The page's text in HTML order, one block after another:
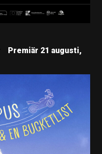
Premiär 21 augusti,